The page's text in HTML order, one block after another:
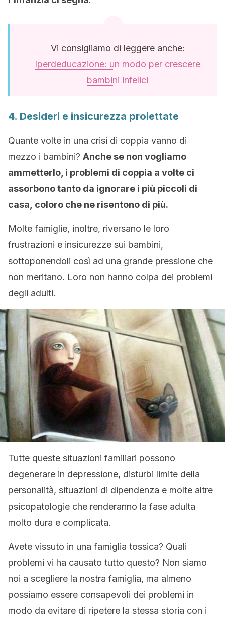
Vi consigliamo di leggere anche:
Iperdeducazione: un modo per crescere
bambini infelici
4. Desideri e insicurezza proiettate
Quante volte in una crisi di coppia vanno di
mezzo i bambini? Anche se non vogliamo
ammetterlo, i problemi di coppia a volte ci
assorbono tanto da ignorare i più piccoli di
casa, coloro che ne risentono di più.
Molte famiglie, inoltre, riversano le loro
frustrazioni e insicurezze sui bambini,
sottoponendoli così ad una grande pressione che
non meritano. Loro non hanno colpa dei problemi
degli adulti.
Tutte queste situazioni familiari possono
degenerare in depressione, disturbi limite della
personalità, situazioni di dipendenza e molte altre
psicopatologie che renderanno la fase adulta
molto dura e complicata.
Avete vissuto in una famiglia tossica? Quali
problemi vi ha causato tutto questo? Non siamo
noi a scegliere la nostra famiglia, ma almeno
possiamo essere consapevoli dei problemi in
modo da evitare di ripetere la stessa storia con i